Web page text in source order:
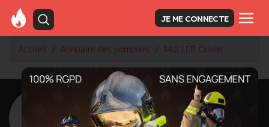
JE ME CONNECTE
Accueil Annuaire des pompiers MULLER Olivier
< Retour à la liste des pompiers
MULLER Olivier